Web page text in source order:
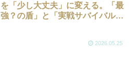
を「少し大丈夫」に変える。「最
強？の盾」と「実戦サバイバル
2026.05.25